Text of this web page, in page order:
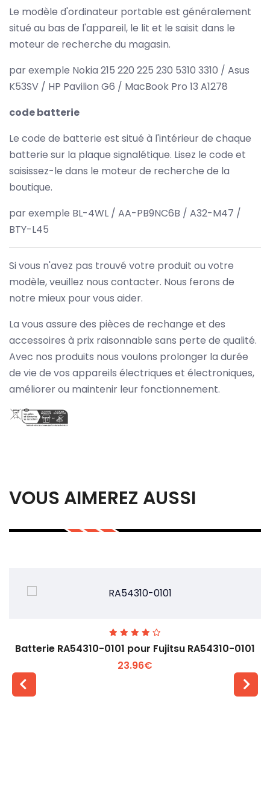
Le modèle d'ordinateur portable est généralement
situé au bas de l'appareil, le lit et le saisit dans le
moteur de recherche du magasin.
par exemple Nokia 215 220 225 230 5310 3310 / Asus
K53SV / HP Pavilion G6 / MacBook Pro 13 A1278
code batterie
Le code de batterie est situé à l'intérieur de chaque
batterie sur la plaque signalétique. Lisez le code et
saisissez-le dans le moteur de recherche de la
boutique.
par exemple BL-4WL / AA-PB9NC6B / A32-M47 /
BTY-L45
Si vous n'avez pas trouvé votre produit ou votre
modèle, veuillez nous contacter. Nous ferons de
notre mieux pour vous aider.
La vous assure des pièces de rechange et des
accessoires à prix raisonnable sans perte de qualité.
Avec nos produits nous voulons prolonger la durée
de vie de vos appareils électriques et électroniques,
améliorer ou maintenir leur fonctionnement.
VOUS AIMEREZ AUSSI
Batterie RA54310-0101 pour Fujitsu RA54310-0101
23.96€